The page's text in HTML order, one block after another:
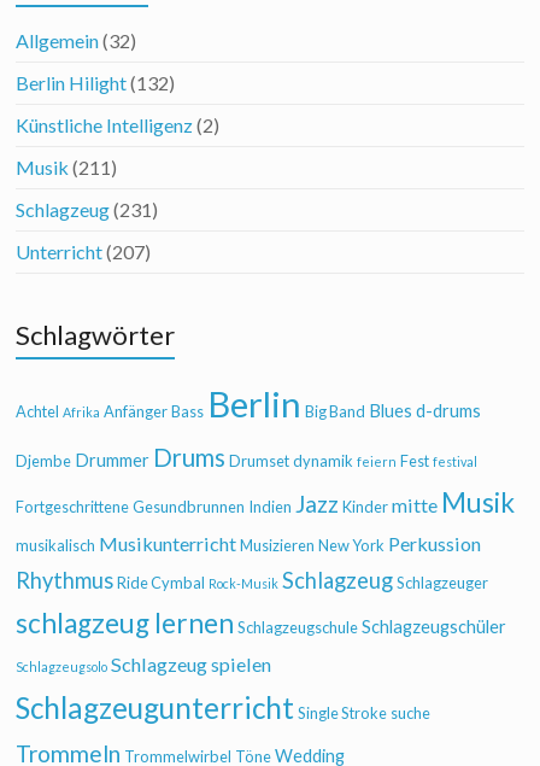
Allgemein(32)
Berlin Hilight(132)
Künstliche Intelligenz(2)
Musik (211)
Schlagzeug(231)
Unterricht(207)
Schlagwörter
Achtel Afrika Anfänger Bass Berlin Big Band Blues d-drums
Djembe Drummer Drums Drumset dynamik feiern Fest festival
Fortgeschrittene Gesundbrunnen Indien Jazz Kinder mitte Musik
musikalisch Musikunterricht Musizieren New York Perkussion
Rhythmus Ride Cymbal Rock-Musik Schlagzeug Schlagzeuger
schlagzeug lernen Schlagzeugschule Schlagzeugschüler
Schlagzeugsolo Schlagzeug spielen
Schlagzeugunterricht Single Stroke suche
Trommeln Trommelwirbel Töne Wedding